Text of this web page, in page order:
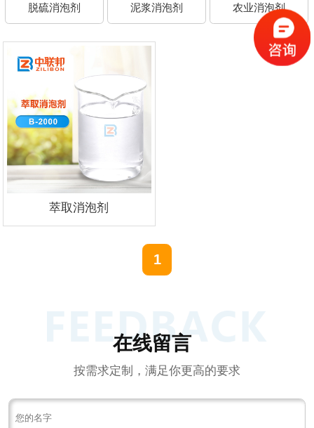
脱硫消泡剂 泥浆消泡剂 农业消泡剂
萃取消泡剂
1
在线留言
按需求定制，满足你更高的要求